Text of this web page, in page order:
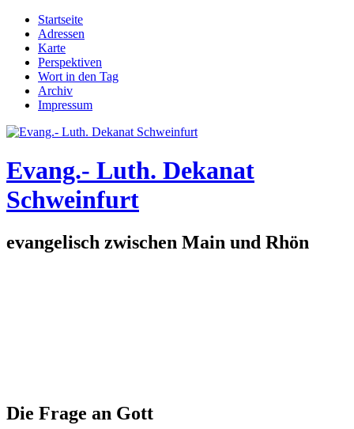
Direkt zum Inhalt
Hauptmenü
Startseite
Adressen
Karte
Perspektiven
Wort in den Tag
Archiv
Impressum
Evang.- Luth. Dekanat
Schweinfurt
evangelisch zwischen Main und Rhön
Die Frage an Gott